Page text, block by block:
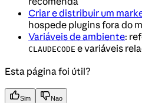
Criar e distribuir um
hospede plugins fora do
Variáveis de ambiente:
CLAUDECODE e variáveis
Esta página foi útil?
Sim Nao